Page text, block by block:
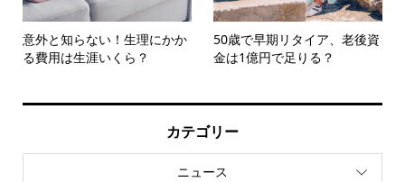
意外と知らない！生理にかか
る費用は生涯いくら？
50歳で早期リタイア、老後資
金は1億円で足りる？
カテゴリー
ニュース